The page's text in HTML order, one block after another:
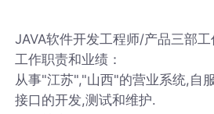
JAVA软件开发工程师/产品三部工
工作职责和业绩：
从事"江苏","山西"的营业系统,自
接口的开发,测试和维护.